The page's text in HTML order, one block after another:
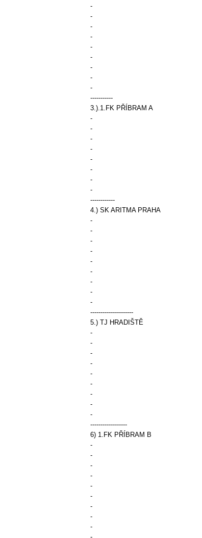
-
-
-
-
-
-
-
-
-
-----------
3.).1.FK PŘÍBRAM A
-
-
-
-
-
-
-
-
------------
4.) SK ARITMA PRAHA
-
-
-
-
-
-
-
-
-
---------------------
5.) TJ HRADIŠTĚ
-
-
-
-
-
-
-
-
-
------------------
6) 1.FK PŘÍBRAM B
-
-
-
-
-
-
-
-
-